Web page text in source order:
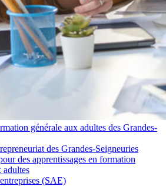
générale aux adultes des Grandes-
des Grandes-Seigneuries
des apprentissages en formation
adultes
(SAE)